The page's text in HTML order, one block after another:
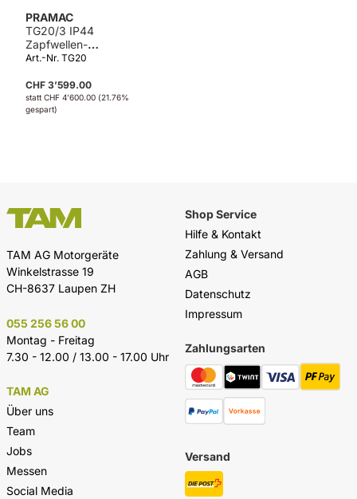
PRAMAC
TG20/3 IP44
Zapfwellen-
Stromerzeuger
Art.-Nr. TG20
CHF 3’599.00
statt CHF 4’600.00 (21.76%
gespart)
TAM AG Motorgeräte
Winkelstrasse 19
CH-8637 Laupen ZH
055 256 56 00
Montag - Freitag
7.30 - 12.00 / 13.00 - 17.00 Uhr
TAM AG
Über uns
Team
Jobs
Messen
Social Media
Shop Service
Hilfe & Kontakt
Zahlung & Versand
AGB
Datenschutz
Impressum
Zahlungsarten
Versand